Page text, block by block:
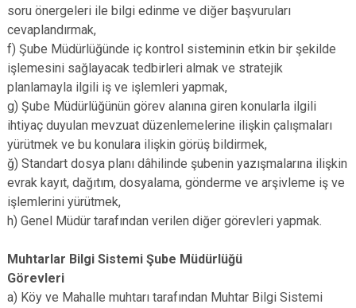
soru önergeleri ile bilgi edinme ve diğer başvuruları
cevaplandırmak,
f) Şube Müdürlüğünde iç kontrol sisteminin etkin bir şekilde
işlemesini sağlayacak tedbirleri almak ve stratejik
planlamayla ilgili iş ve işlemleri yapmak,
g) Şube Müdürlüğünün görev alanına giren konularla ilgili
ihtiyaç duyulan mevzuat düzenlemelerine ilişkin çalışmaları
yürütmek ve bu konulara ilişkin görüş bildirmek,
ğ) Standart dosya planı dâhilinde şubenin yazışmalarına ilişkin
evrak kayıt, dağıtım, dosyalama, gönderme ve arşivleme iş ve
işlemlerini yürütmek,
h) Genel Müdür tarafından verilen diğer görevleri yapmak.
Muhtarlar Bilgi Sistemi Şube Müdürlüğü
Görevleri
a) Köy ve Mahalle muhtarı tarafından Muhtar Bilgi Sistemi